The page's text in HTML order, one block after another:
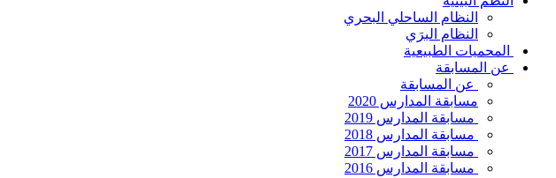
النظام الساحلي البحري
النظام البرَي
المحميات الطبيعية
عن المسابقة
عن المسابقة
مسابقة المدارس 2020
مسابقة المدارس 2019
مسابقة المدارس 2018
مسابقة المدارس 2017
مسابقة المدارس 2016